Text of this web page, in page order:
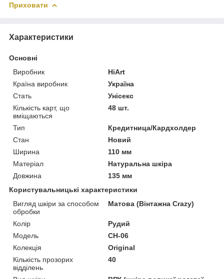
Приховати
Характеристики
Основні
Виробник
HiArt
Країна виробник
Україна
Стать
Унісекс
Кількість карт, що
вміщаються
48 шт.
Тип
Кредитница/Кардхолдер
Стан
Новий
Ширина
110 мм
Матеріал
Натуральна шкіра
Довжина
135 мм
Користувальницькі характеристики
Вигляд шкіри за способом
обробки
Матова (Вінтажна Crazy)
Колір
Рудий
Модель
CH-06
Колекція
Original
Кількість прозорих
відділень
40